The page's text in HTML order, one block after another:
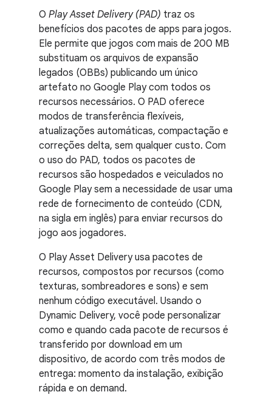
O Play Asset Delivery (PAD) traz os
benefícios dos pacotes de apps para jogos.
Ele permite que jogos com mais de 200 MB
substituam os arquivos de expansão
legados (OBBs) publicando um único
artefato no Google Play com todos os
recursos necessários. O PAD oferece
modos de transferência flexíveis,
atualizações automáticas, compactação e
correções delta, sem qualquer custo. Com
o uso do PAD, todos os pacotes de
recursos são hospedados e veiculados no
Google Play sem a necessidade de usar uma
rede de fornecimento de conteúdo (CDN,
na sigla em inglês) para enviar recursos do
jogo aos jogadores.
O Play Asset Delivery usa pacotes de
recursos, compostos por recursos (como
texturas, sombreadores e sons) e sem
nenhum código executável. Usando o
Dynamic Delivery, você pode personalizar
como e quando cada pacote de recursos é
transferido por download em um
dispositivo, de acordo com três modos de
entrega: momento da instalação, exibição
rápida e on demand.